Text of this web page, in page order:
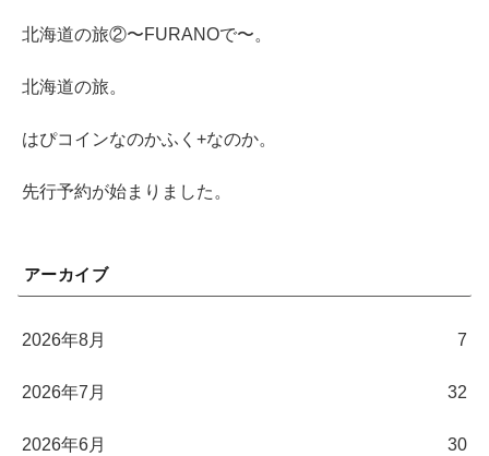
北海道の旅②〜FURANOで〜。
北海道の旅。
はぴコインなのかふく+なのか。
先行予約が始まりました。
アーカイブ
2026年8月 7
2026年7月 32
2026年6月 30